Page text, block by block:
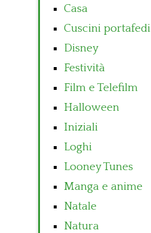
Casa
Cuscini portafedi
Disney
Festività
Film e Telefilm
Halloween
Iniziali
Loghi
Looney Tunes
Manga e anime
Natale
Natura